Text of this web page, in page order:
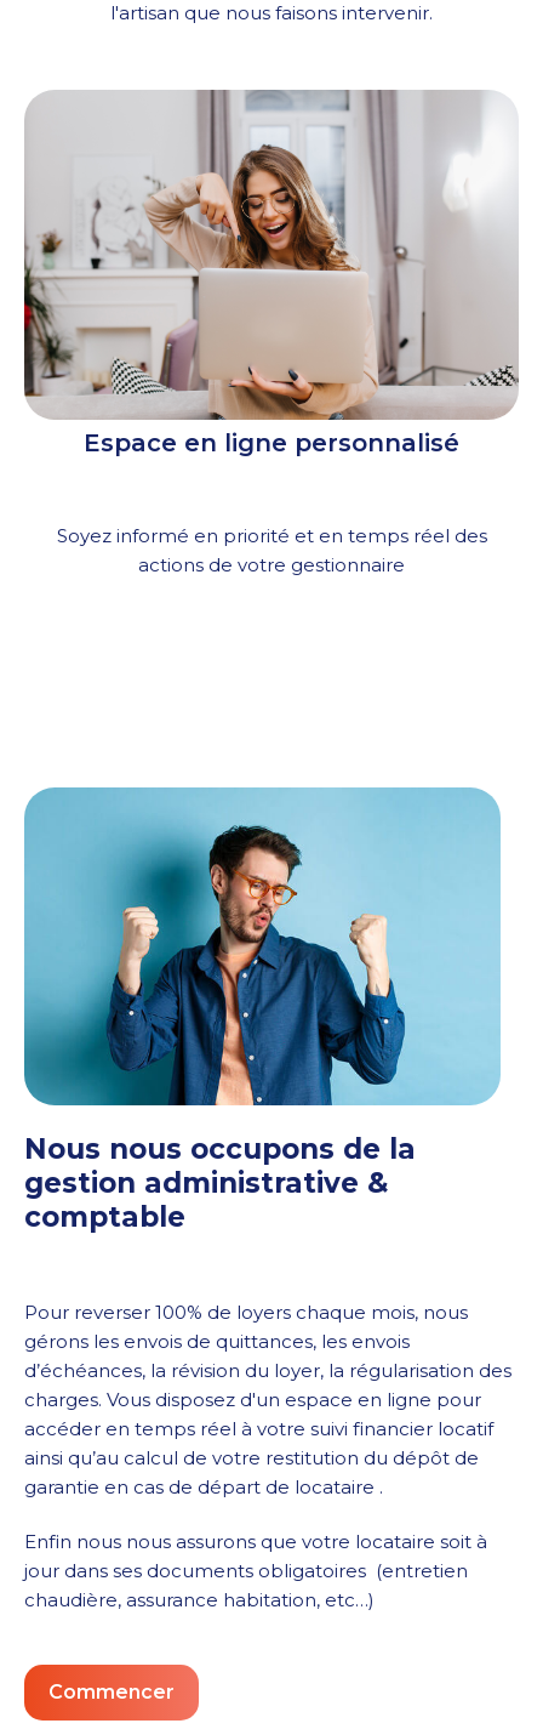
l'artisan que nous faisons intervenir.
Espace en ligne personnalisé
Soyez informé en priorité et en temps réel des
actions de votre gestionnaire
Nous nous occupons de la
gestion administrative &
comptable
Pour reverser 100% de loyers chaque mois, nous
gérons les envois de quittances, les envois
d’échéances, la révision du loyer, la régularisation des
charges. Vous disposez d'un espace en ligne pour
accéder en temps réel à votre suivi financier locatif
ainsi qu’au calcul de votre restitution du dépôt de
garantie en cas de départ de locataire .
Enfin nous nous assurons que votre locataire soit à
jour dans ses documents obligatoires (entretien
chaudière, assurance habitation, etc…)
Commencer